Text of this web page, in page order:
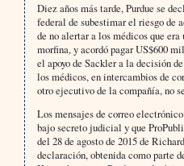
Diez años más tarde, Purdue se
federal de subestimar el riesgo de
de no alertar a los médicos que
morfina, y acordó pagar US$600
el apoyo de Sackler a la decisión
los médicos, en intercambios de
otro ejecutivo de la compañía, no
Los mensajes de correo
bajo secreto judicial y que
del 28 de agosto de 2015 de
declaración, obtenida como parte